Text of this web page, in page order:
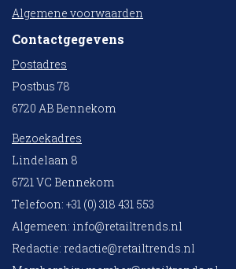
Algemene voorwaarden
Contactgegevens
Postadres
Postbus 78
6720 AB Bennekom
Bezoekadres
Lindelaan 8
6721 VC Bennekom
Telefoon: +31 (0) 318 431 553
Algemeen: info@retailtrends.nl
Redactie: redactie@retailtrends.nl